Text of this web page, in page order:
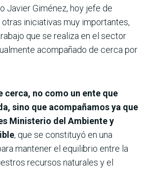
Javier Giménez, hoy jefe de
iniciativas muy importantes,
que se realiza en el sector
acompañado de cerca por
cerca, no como un ente que
sino que acompañamos ya que
Ministerio del Ambiente y
, que se constituyó en una
mantener el equilibrio entre la
recursos naturales y el